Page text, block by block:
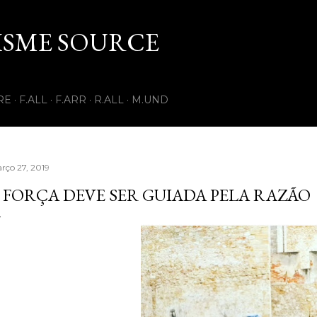
SOURCE
F.ALL F.ARR R.ALL M.UND
27, 2019
DEVE SER GUIADA PELA RAZÃO